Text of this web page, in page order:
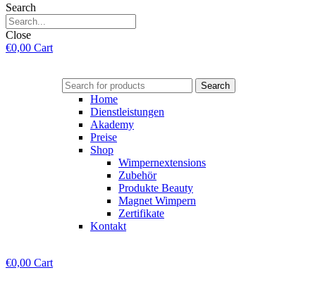
Search
Close
€0,00 Cart
Search
Home
Dienstleistungen
Akademy
Preise
Shop
Wimpernextensions
Zubehör
Produkte Beauty
Magnet Wimpern
Zertifikate
Kontakt
€0,00 Cart